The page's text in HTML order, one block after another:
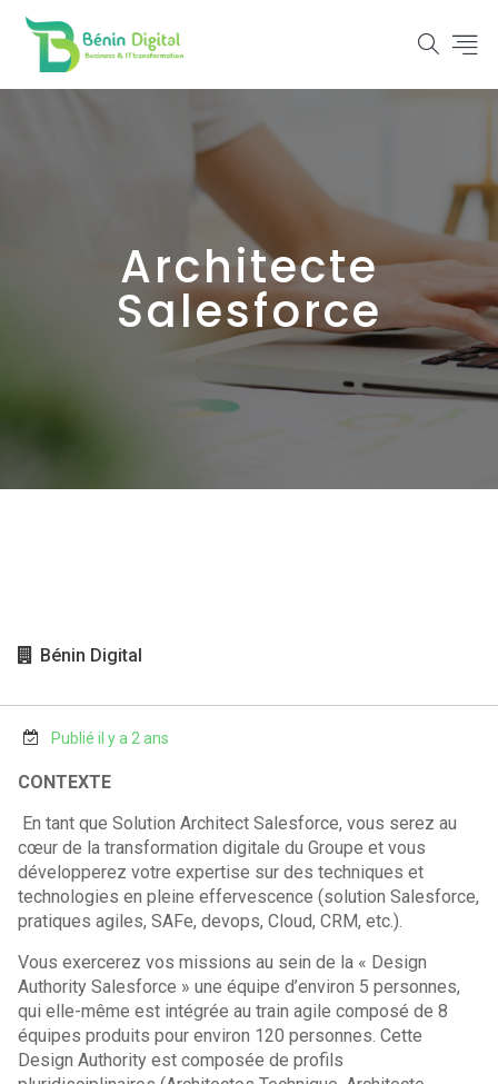
Architecte
Salesforce
Bénin Digital
Publié il y a 2 ans
CONTEXTE
En tant que Solution Architect Salesforce, vous serez au
cœur de la transformation digitale du Groupe et vous
développerez votre expertise sur des techniques et
technologies en pleine effervescence (solution Salesforce,
pratiques agiles, SAFe, devops, Cloud, CRM, etc.).
Vous exercerez vos missions au sein de la « Design
Authority Salesforce » une équipe d’environ 5 personnes,
qui elle-même est intégrée au train agile composé de 8
équipes produits pour environ 120 personnes. Cette
Design Authority est composée de profils